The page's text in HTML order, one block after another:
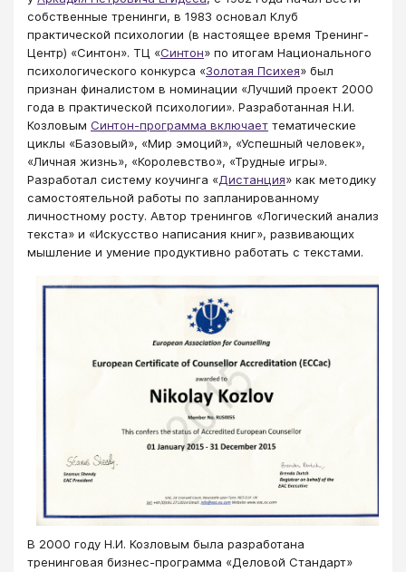
собственные тренинги, в 1983 основал Клуб
практической психологии (в настоящее время Тренинг-
Центр) «Синтон». ТЦ «Синтон» по итогам Национального
психологического конкурса «Золотая Психея» был
признан финалистом в номинации «Лучший проект 2000
года в практической психологии». Разработанная Н.И.
Козловым Синтон-программа включает тематические
циклы «Базовый​», «Мир эмоций», «Успешный человек»,
«Личная жизнь», «Королевство», «Трудные игры».
Разработал систему коучинга «Дистанция» как методику
самостоятельной работы по запланированному
личностному росту. Автор тренингов «Логический анализ
текста» и «Искусство написания книг», развивающих
мышление и умение продуктивно работать с текстами.
В 2000 году Н.И. Козловым была разработана
тренинговая бизнес-программа «Деловой Стандарт»